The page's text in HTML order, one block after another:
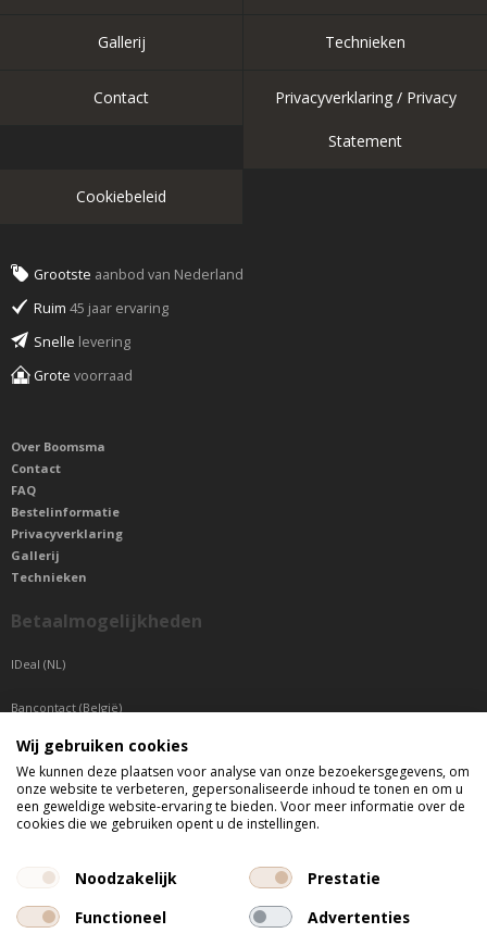
Gallerij Technieken
Contact Privacyverklaring / Privacy
Statement
Cookiebeleid
Grootste aanbod van Nederland
Ruim 45 jaar ervaring
Snelle levering
Grote voorraad
Over Boomsma
Contact
FAQ
Bestelinformatie
Privacyverklaring
Gallerij
Technieken
Betaalmogelijkheden
IDeal (NL)
Bancontact (België)
Sepa betaling (Overige landen)
Telefonisch bereikbaar
Wij gebruiken cookies
We kunnen deze plaatsen voor analyse van onze bezoekersgegevens, om
onze website te verbeteren, gepersonaliseerde inhoud te tonen en om u
een geweldige website-ervaring te bieden. Voor meer informatie over de
cookies die we gebruiken opent u de instellingen.
Noodzakelijk
Prestatie
Functioneel
Advertenties